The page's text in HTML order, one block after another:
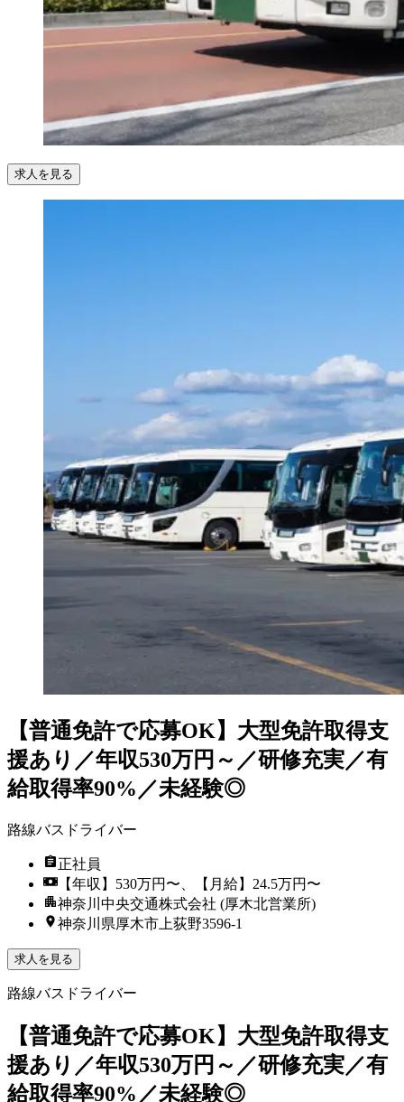
求人を見る
【普通免許で応募OK】大型免許取得支
援あり／年収530万円～／研修充実／有
給取得率90%／未経験◎
路線バスドライバー
正社員
【年収】530万円〜、【月給】24.5万円〜
神奈川中央交通株式会社 (厚木北営業所)
神奈川県厚木市上荻野3596-1
求人を見る
路線バスドライバー
【普通免許で応募OK】大型免許取得支
援あり／年収530万円～／研修充実／有
給取得率90%／未経験◎